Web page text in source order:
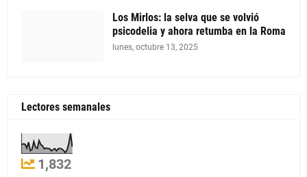
Los Mirlos: la selva que se volvió
psicodelia y ahora retumba en la Roma
lunes, octubre 13, 2025
Lectores semanales
1,832